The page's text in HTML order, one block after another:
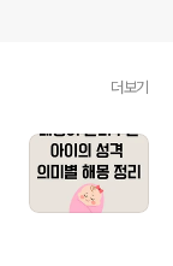
더보기